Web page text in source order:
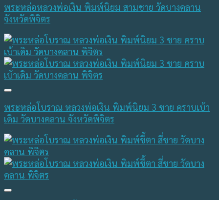
พระหล่อหลวงพ่อเงิน พิมพ์นิยม สามชาย วัดบางคลาน
จังหวัดพิจิตร
พระหล่อโบราณ หลวงพ่อเงิน พิมพ์นิยม 3 ชาย คราบเบ้า
เดิม วัดบางคลาน จังหวัดพิจิตร